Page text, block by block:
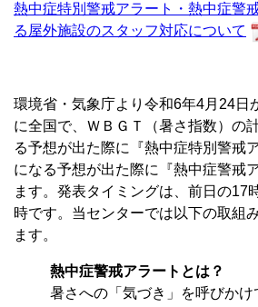
熱中症特別警戒アラート・熱中症警
る屋外施設のスタッフ対応について
環境省・気象庁より令和6年4月24日
に全国で、ＷＢＧＴ（暑さ指数）の
る予想が出た際に『熱中症特別警戒
になる予想が出た際に『熱中症警戒
ます。発表タイミングは、前日の17
時です。当センターでは以下の取組
ます。
熱中症警戒アラートとは？
暑さへの「気づき」を呼びかけ